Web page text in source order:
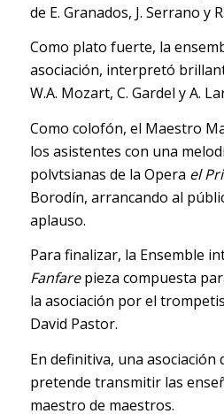
de E. Granados, J. Serrano y
Como plato fuerte, la
asociación, interpretó
W.A. Mozart, C. Gardel y A.
Como colofón, el Maestro
los asistentes con una
polvtsianas de la Opera el
Borodín, arrancando al
aplauso.
Para finalizar, la Ensemble
Fanfarepieza compuesta
la asociación por el
David Pastor.
En definitiva, una
pretende transmitir las
maestro de maestros.